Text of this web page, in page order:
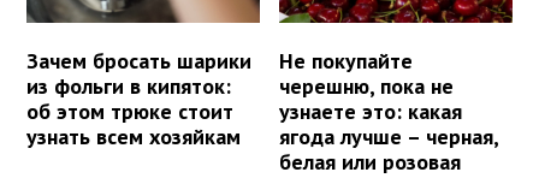
Зачем бросать шарики
из фольги в кипяток:
об этом трюке стоит
узнать всем хозяйкам
Не покупайте
черешню, пока не
узнаете это: какая
ягода лучше – черная,
белая или розовая